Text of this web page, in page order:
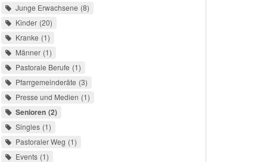
Junge Erwachsene 8
Kinder 20
Kranke 1
Männer 1
Pastorale Berufe 1
Pfarrgemeinderäte 3
Presse und Medien 1
Senioren 2
Singles 1
Pastoraler Weg 1
Events 1